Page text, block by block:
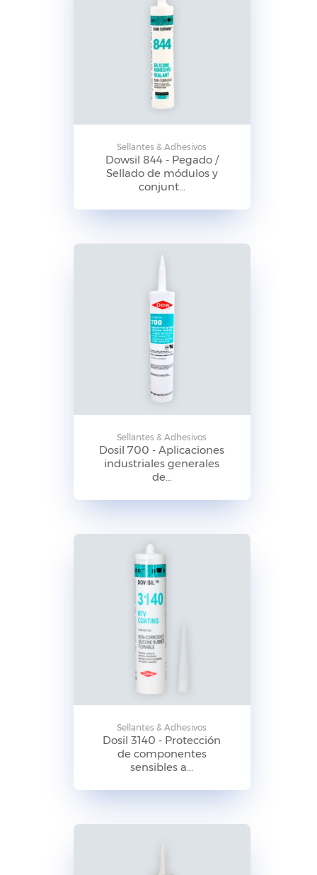
Sellantes & Adhesivos
Dowsil 844 - Pegado /
Sellado de módulos y
conjunt...
Sellantes & Adhesivos
Dosil 700 - Aplicaciones
industriales generales
de...
Sellantes & Adhesivos
Dosil 3140 - Protección
de componentes
sensibles a...